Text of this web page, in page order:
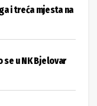
i treća mjesta na
se u NK Bjelovar